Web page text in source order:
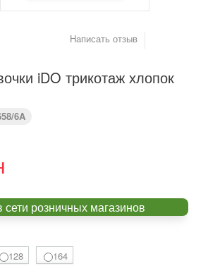
Написать отзыв
iDO трикотаж хлопок
6A
сети розничных магазинов
128
164